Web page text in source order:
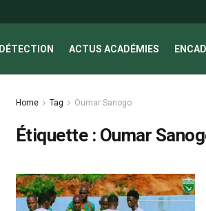
DÉTECTION ACTUS ACADÉMIES
Home Tag Oumar Sanogo
Étiquette : Oumar